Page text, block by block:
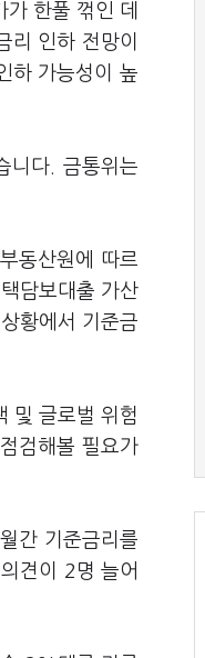
한풀 꺾인 데
리 인하 전망이
하 가능성이 높
니다. 금통위는
동산원에 따르
담보대출 가산
황에서 기준금
및 글로벌 위험
검해볼 필요가
간 기준금리를
견이 2명 늘어